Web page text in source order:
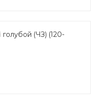
(ЧЗ) (120-